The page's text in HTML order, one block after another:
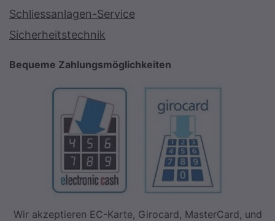
Schliessanlagen-Service
Sicherheitstechnik
Bequeme Zahlungsmöglichkeiten
Wir akzeptieren EC-Karte, Girocard, MasterCard, und